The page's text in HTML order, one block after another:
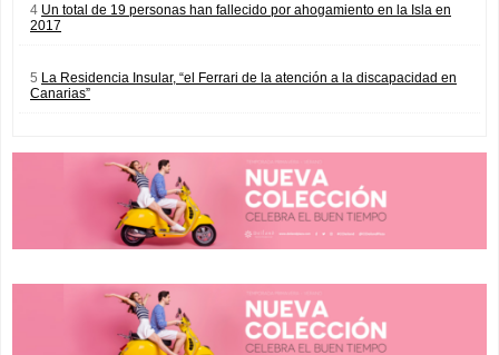
4 Un total de 19 personas han fallecido por ahogamiento en la Isla en
2017
5 La Residencia Insular, “el Ferrari de la atención a la discapacidad en
Canarias”